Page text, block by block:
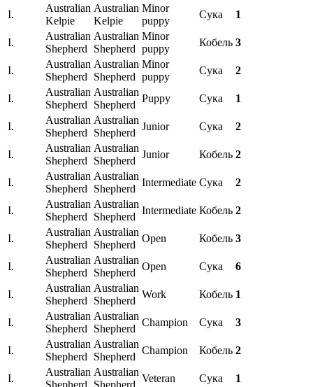
I.
Australian
Kelpie
Australian
Kelpie
Minor
puppy
Сука 1
I.
Australian
Shepherd
Australian
Shepherd
Minor
puppy
Кобель 3
I.
Australian
Shepherd
Australian
Shepherd
Minor
puppy
Сука 2
I.
Australian
Shepherd
Australian
Shepherd
Puppy Сука 1
I.
Australian
Shepherd
Australian
Shepherd
Junior Сука 2
I.
Australian
Shepherd
Australian
Shepherd
Junior Кобель 2
I.
Australian
Shepherd
Australian
Shepherd
Intermediate Сука 2
I.
Australian
Shepherd
Australian
Shepherd
Intermediate Кобель 2
I.
Australian
Shepherd
Australian
Shepherd
Open Кобель 3
I.
Australian
Shepherd
Australian
Shepherd
Open Сука 6
I.
Australian
Shepherd
Australian
Shepherd
Work Кобель 1
I.
Australian
Shepherd
Australian
Shepherd
Champion Сука 3
I.
Australian
Shepherd
Australian
Shepherd
Champion Кобель 2
I.
Australian Australian
Veteran Сука 1